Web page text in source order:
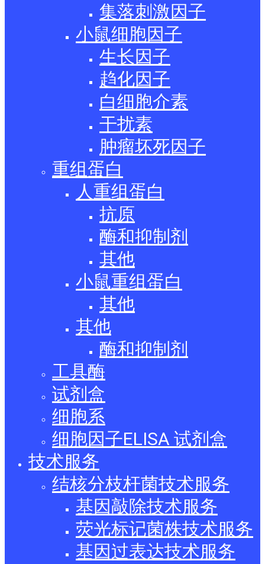
集落刺激因子
小鼠细胞因子
生长因子
趋化因子
白细胞介素
干扰素
肿瘤坏死因子
重组蛋白
人重组蛋白
抗原
酶和抑制剂
其他
小鼠重组蛋白
其他
其他
酶和抑制剂
工具酶
试剂盒
细胞系
细胞因子ELISA 试剂盒
技术服务
结核分枝杆菌技术服务
基因敲除技术服务
荧光标记菌株技术服务
基因过表达技术服务